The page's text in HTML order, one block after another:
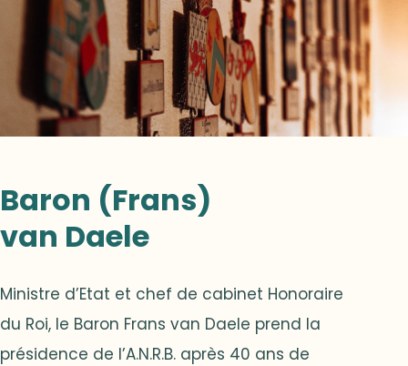
Baron (Frans)
van Daele
Ministre d’Etat et chef de cabinet Honoraire
du Roi, le Baron Frans van Daele prend la
présidence de l’A.N.R.B. après 40 ans de